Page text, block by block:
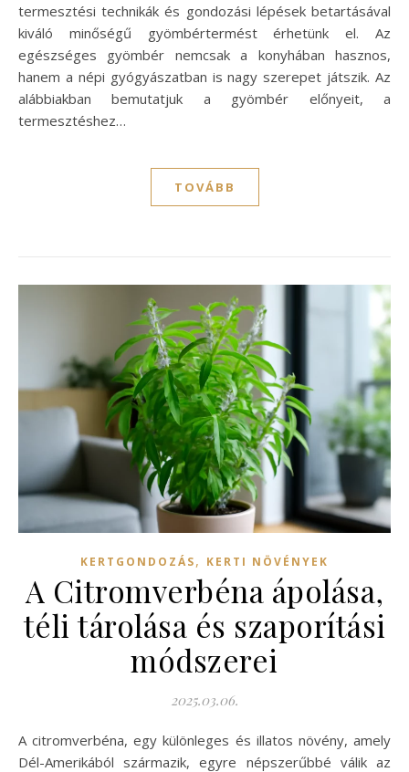
termesztési technikák és gondozási lépések betartásával
kiváló minőségű gyömbértermést érhetünk el. Az
egészséges gyömbér nemcsak a konyhában hasznos,
hanem a népi gyógyászatban is nagy szerepet játszik. Az
alábbiakban bemutatjuk a gyömbér előnyeit, a
termesztéshez…
TOVÁBB
KERTGONDOZÁS, KERTI NÖVÉNYEK
A Citromverbéna ápolása,
téli tárolása és szaporítási
módszerei
2025.03.06.
A citromverbéna, egy különleges és illatos növény, amely
Dél-Amerikából származik, egyre népszerűbbé válik az